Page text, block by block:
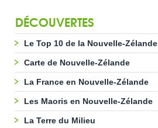
DÉCOUVERTES
Le Top 10 de la Nouvelle-Zélande
Carte de Nouvelle-Zélande
La France en Nouvelle-Zélande
Les Maoris en Nouvelle-Zélande
La Terre du Milieu